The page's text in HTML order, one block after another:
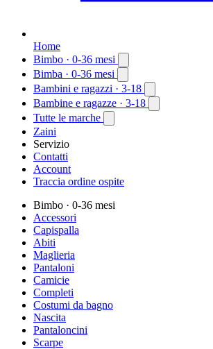
Home
Bimbo · 0-36 mesi
Bimba · 0-36 mesi
Bambini e ragazzi · 3-18
Bambine e ragazze · 3-18
Tutte le marche
Zaini
Servizio
Contatti
Account
Traccia ordine ospite
Bimbo · 0-36 mesi
Accessori
Capispalla
Abiti
Maglieria
Pantaloni
Camicie
Completi
Costumi da bagno
Nascita
Pantaloncini
Scarpe